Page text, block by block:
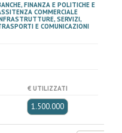
FINANZA E POLITICHE E
COMMERCIALE
SERVIZI,
E COMUNICAZIONI
€ UTILIZZATI
1.500.000